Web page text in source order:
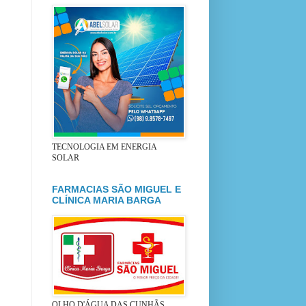
TECNOLOGIA EM ENERGIA
SOLAR
FARMACIAS SÃO MIGUEL E
CLÍNICA MARIA BARGA